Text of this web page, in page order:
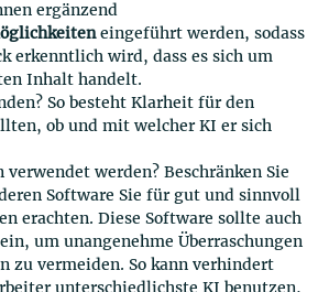
ergänzend
eingeführt werden, sodass
erkenntlich wird, dass es sich um
Inhalt handelt.
So besteht Klarheit für den
ob und mit welcher KI er sich
verwendet werden? Beschränken Sie
Software Sie für gut und sinnvoll
erachten. Diese Software sollte auch
um unangenehme Überraschungen
zu vermeiden. So kann verhindert
unterschiedlichste KI benutzen,